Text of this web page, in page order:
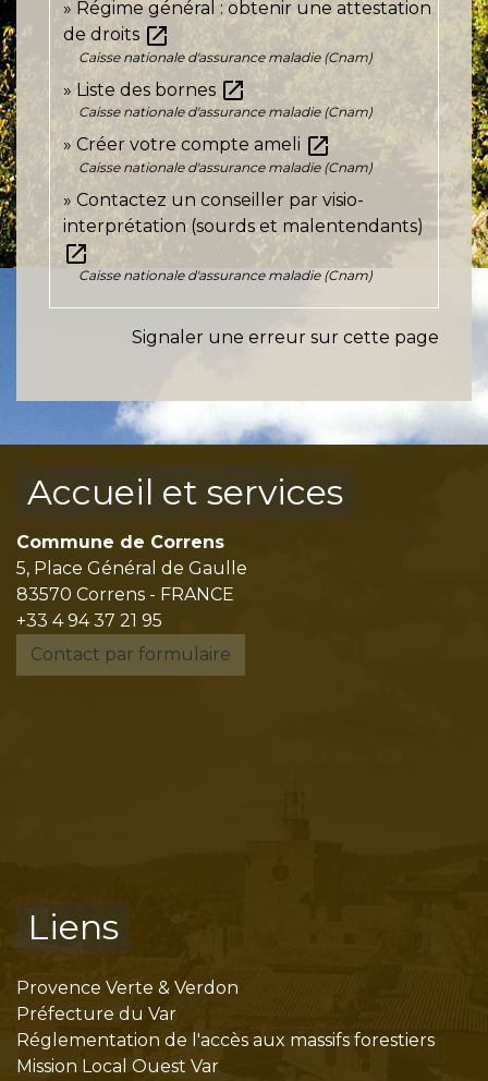
Régime général : obtenir une attestation
de droits open_in_new
Caisse nationale d'assurance maladie (Cnam)
Liste des bornes open_in_new
Caisse nationale d'assurance maladie (Cnam)
Créer votre compte ameli open_in_new
Caisse nationale d'assurance maladie (Cnam)
Contactez un conseiller par visio-
interprétation (sourds et malentendants)
open_in_new
Caisse nationale d'assurance maladie (Cnam)
Signaler une erreur sur cette page
Accueil et services
Commune de Correns
5, Place Général de Gaulle
83570 Correns - FRANCE
+33 4 94 37 21 95
Contact par formulaire
Liens
Provence Verte & Verdon
Préfecture du Var
Réglementation de l'accès aux massifs forestiers
Mission Local Ouest Var